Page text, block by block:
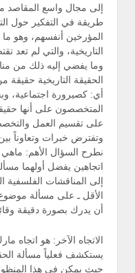
إلى مجال واسع المقاصد
طريقة في التفكير حول
المؤرخين أنفسهم، وهو
التاريخية، والتي لم تعد
وما يفضي إليه ذلك من
الحقيقة التاريخية حقيقة
أي: كصيرورة اجتماعية،
المتخصصون على أنها
على تقسيم العمل
وتفترض خبرات وتعاوناً
نطرح السؤال الأهم: ماهي
اتجاهين يفضل أولهما
إلى المناقشات
الأقل ـ على مسألة موضوع
أن يدرك بصورة دقيقة
الاتجاه الآخر: هو اتجاه
يستكشف فعلياً مسألة
حيث يمكن في هذا المنظور